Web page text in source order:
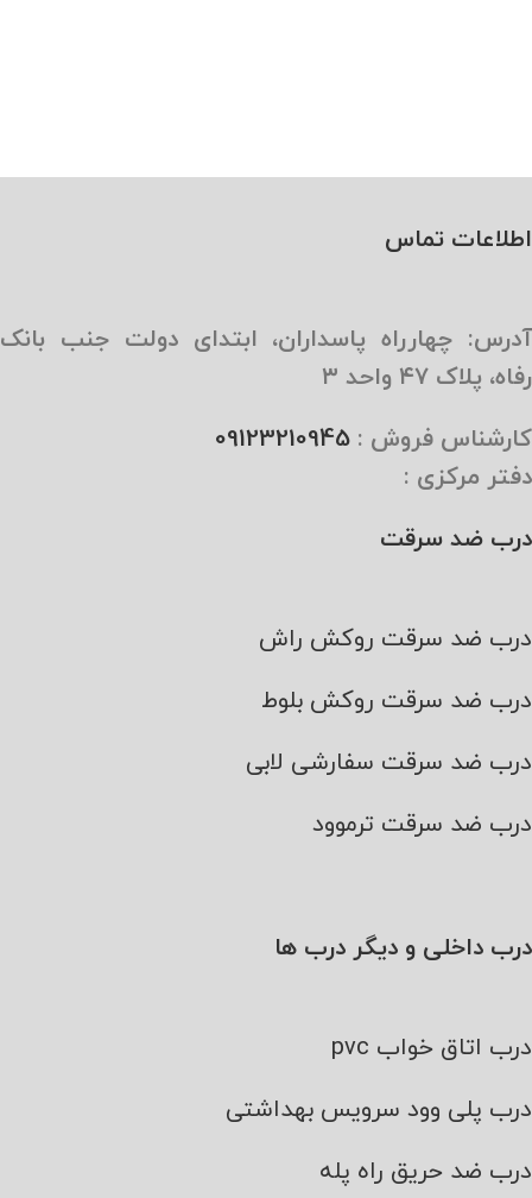
اطلاعات تماس
آدرس: چهارراه پاسداران، ابتدای دولت جنب بانک
رفاه، پلاک ۴۷ واحد ۳
کارشناس فروش : 09123210945
دفتر مرکزی :
درب ضد سرقت
درب ضد سرقت روکش راش
درب ضد سرقت روکش بلوط
درب ضد سرقت سفارشی لابی
درب ضد سرقت ترموود
درب داخلی و دیگر درب ها
درب اتاق خواب pvc
درب پلی وود سرویس بهداشتی
درب ضد حریق راه پله